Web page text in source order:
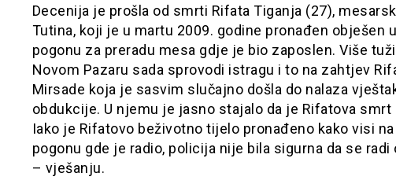
Decenija je prošla od smrti Rifata Tiganja (27),
Tutina, koji je u martu 2009. godine pronađen obješen
pogonu za preradu mesa gdje je bio zaposlen. Više
Novom Pazaru sada sprovodi istragu i to na zahtjev
Mirsade koja je sasvim slučajno došla do nalaza
obdukcije. U njemu je jasno stajalo da je Rifatova smrt
Iako je Rifatovo beživotno tijelo pronađeno kako visi
pogonu gde je radio, policija nije bila sigurna da se
– vješanju.